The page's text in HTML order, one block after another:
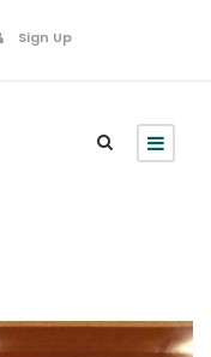
Sign Up